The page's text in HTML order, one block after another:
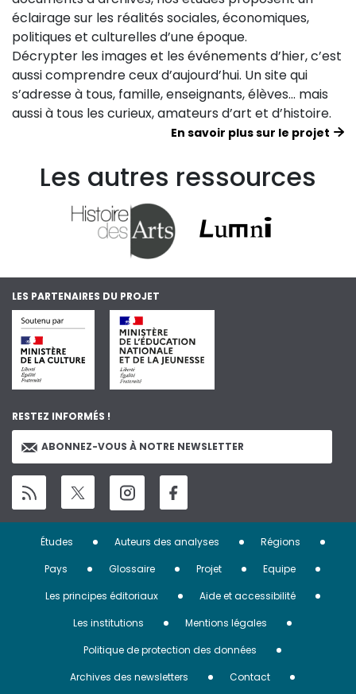
éclairage sur les réalités sociales, économiques,
politiques et culturelles d’une époque.
Décrypter les images et les événements d’hier, c’est
aussi comprendre ceux d’aujourd’hui. Un site qui
s’adresse à tous, famille, enseignants, élèves… mais
aussi à tous les curieux, amateurs d’art et d’histoire.
En savoir plus sur le projet
Les autres ressources
LES PARTENAIRES DU PROJET
RESTEZ INFORMÉS !
ABONNEZ-VOUS À NOTRE NEWSLETTER
Menu
Pied
page
Études Auteurs des analyses
Régions
Pays
Glossaire Projet
Equipe
Les principes éditoriaux
Aide et accessibilité
Les institutions
Mentions légales
Politique de protection des données
Archives des newsletters
Contact